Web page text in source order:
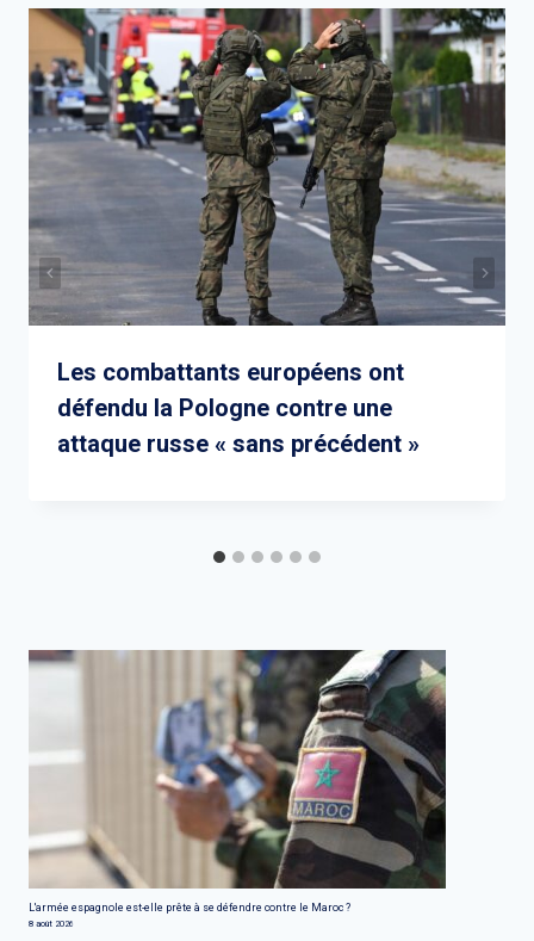
Les combattants européens ont
défendu la Pologne contre une
attaque russe « sans précédent »
L'armée espagnole est-elle prête à se défendre contre le Maroc ?
8 août 2026